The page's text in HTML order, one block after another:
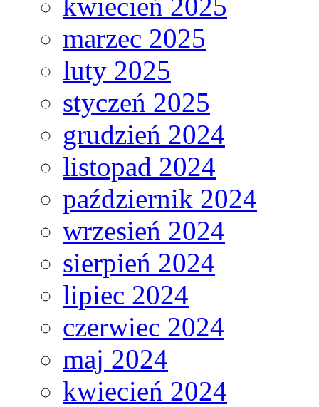
marzec 2025
luty 2025
styczeń 2025
grudzień 2024
listopad 2024
październik 2024
wrzesień 2024
sierpień 2024
lipiec 2024
czerwiec 2024
maj 2024
kwiecień 2024